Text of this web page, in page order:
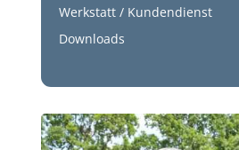
Werkstatt / Kundendienst
Downloads